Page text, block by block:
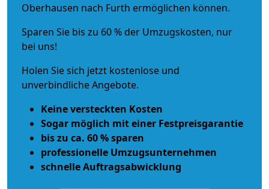
Oberhausen nach Furth ermöglichen können.
Sparen Sie bis zu 60 % der Umzugskosten, nur
bei uns!
Holen Sie sich jetzt kostenlose und
unverbindliche Angebote.
Keine versteckten Kosten
Sogar möglich mit einer Festpreisgarantie
bis zu ca. 60 % sparen
professionelle Umzugsunternehmen
schnelle Auftragsabwicklung